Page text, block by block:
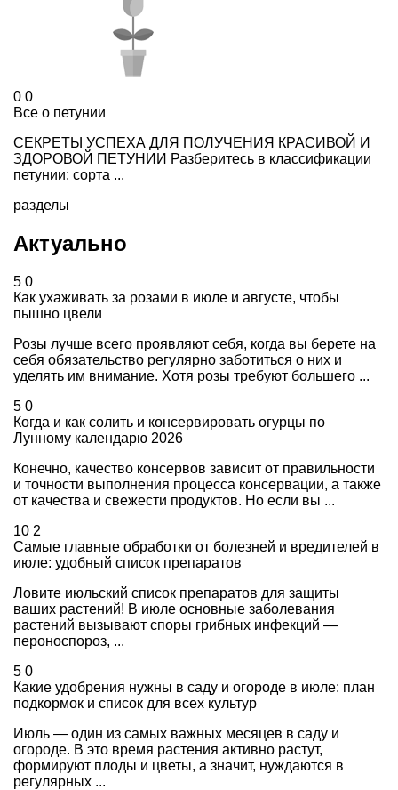
0 0
Все о петунии
СЕКРЕТЫ УСПЕХА ДЛЯ ПОЛУЧЕНИЯ КРАСИВОЙ И
ЗДОРОВОЙ ПЕТУНИИ Разберитесь в классификации
петунии: сорта ...
разделы
Актуально
5 0
Как ухаживать за розами в июле и августе, чтобы
пышно цвели
Розы лучше всего проявляют себя, когда вы берете на
себя обязательство регулярно заботиться о них и
уделять им внимание. Хотя розы требуют большего ...
5 0
Когда и как солить и консервировать огурцы по
Лунному календарю 2026
Конечно, качество консервов зависит от правильности
и точности выполнения процесса консервации, а также
от качества и свежести продуктов. Но если вы ...
10 2
Самые главные обработки от болезней и вредителей в
июле: удобный список препаратов
Ловите июльский список препаратов для защиты
ваших растений! В июле основные заболевания
растений вызывают споры грибных инфекций —
пероноспороз, ...
5 0
Какие удобрения нужны в саду и огороде в июле: план
подкормок и список для всех культур
Июль — один из самых важных месяцев в саду и
огороде. В это время растения активно растут,
формируют плоды и цветы, а значит, нуждаются в
регулярных ...